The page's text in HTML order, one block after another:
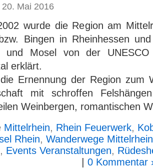
Mai 2016
wurde die Region am
Bingen in Rheinhessen
und Mosel von der UNESCO
erklärt.
Ernennung der Region zum
mit schroffen
Weinbergen, romantischen
Mittelrhein, Rhein Feuerwerk,
Rhein, Wanderwege Mittelrhein
, Events Veranstaltungen,
0 Kommentar